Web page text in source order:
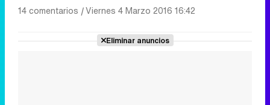
14 comentarios |Viernes 4 Marzo 2016 16:42
Eliminar anuncios